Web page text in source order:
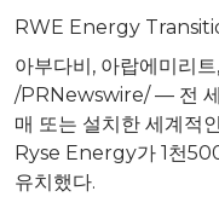
RWE Energy
아부다비, 아랍에미리트,
/PRNewswire/ — 전 세
매 또는 설치한 세계적
Ryse Energy가 1천
유치했다.